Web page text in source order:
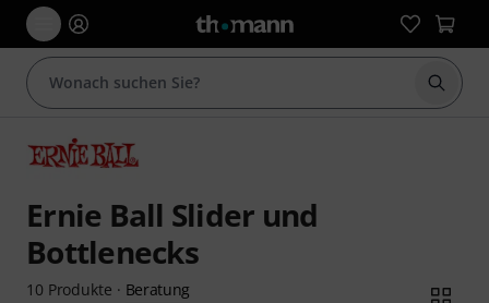
Suche
Ernie Ball Slider und
Bottlenecks
10 Produkte · Beratung